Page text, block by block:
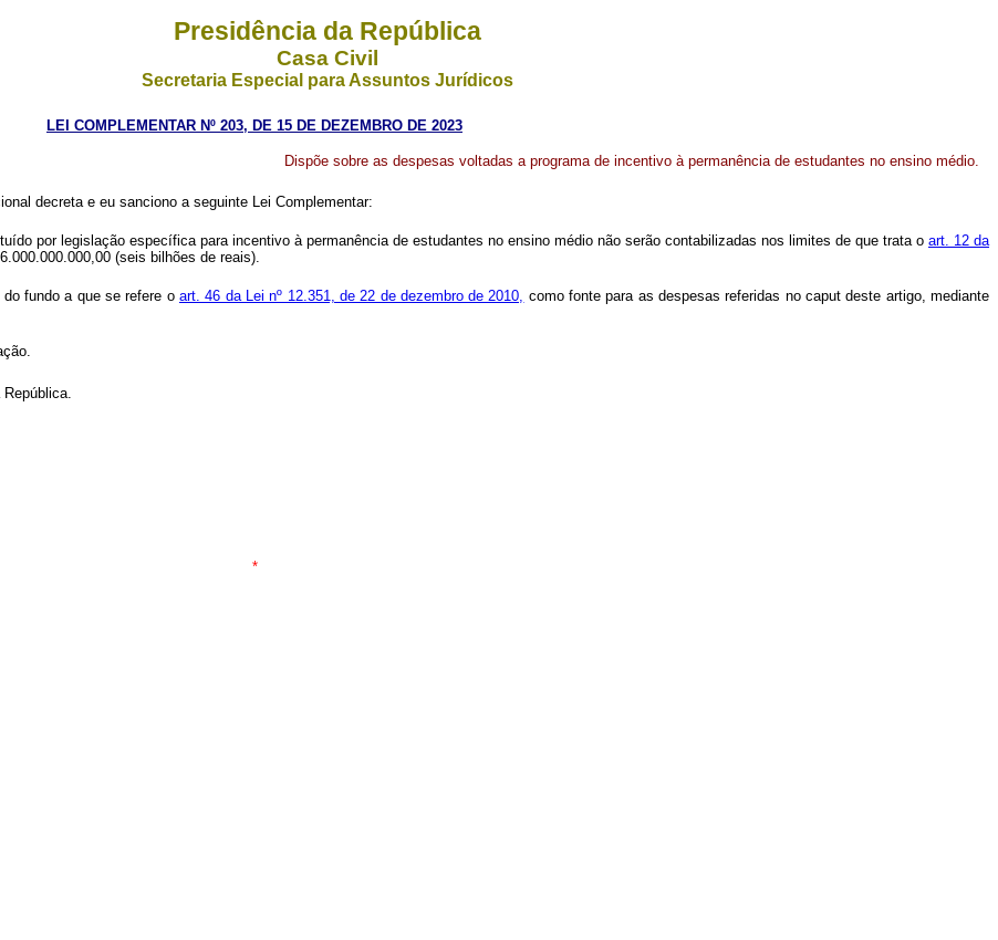
Presidência da República
Casa Civil
Secretaria Especial para Assuntos Jurídicos
LEI COMPLEMENTAR Nº 203, DE 15 DE DEZEMBRO DE 2023
Dispõe sobre as despesas voltadas a programa de incentivo à permanência de estudantes no ensino médio.
decreta e eu sanciono a seguinte Lei Complementar:
por legislação específica para incentivo à permanência de estudantes no ensino médio não serão contabilizadas nos limites de que trata o art. 12 da
(seis bilhões de reais).
fundo a que se refere o art. 46 da Lei nº 12.351, de 22 de dezembro de 2010, como fonte para as despesas referidas no caput deste artigo, mediante
*